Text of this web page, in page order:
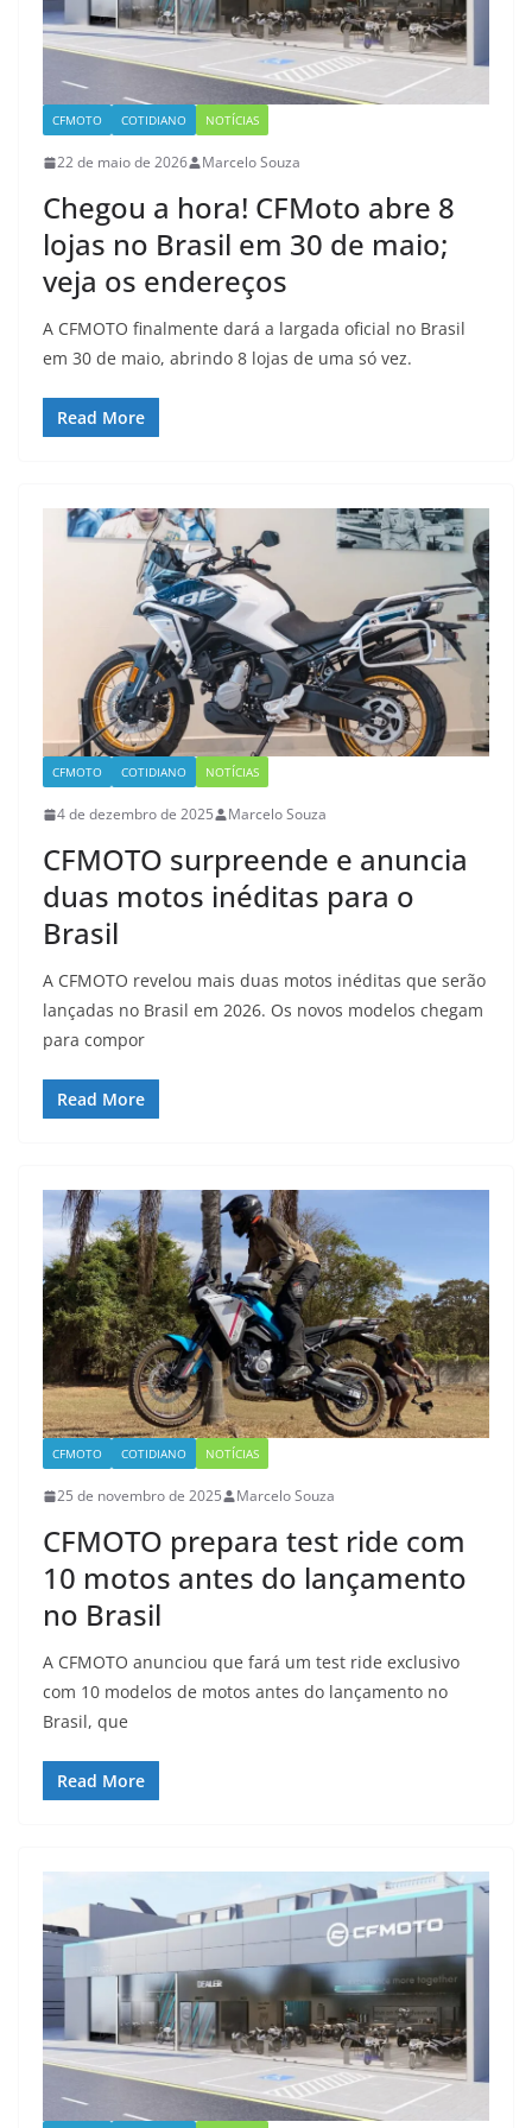
CFMOTO COTIDIANO NOTÍCIAS
22 de maio de 2026 Marcelo Souza
Chegou a hora! CFMoto abre 8
lojas no Brasil em 30 de maio;
veja os endereços
A CFMOTO finalmente dará a largada oficial no Brasil
em 30 de maio, abrindo 8 lojas de uma só vez.
Read More
CFMOTO COTIDIANO NOTÍCIAS
4 de dezembro de 2025 Marcelo Souza
CFMOTO surpreende e anuncia
duas motos inéditas para o
Brasil
A CFMOTO revelou mais duas motos inéditas que serão
lançadas no Brasil em 2026. Os novos modelos chegam
para compor
Read More
CFMOTO COTIDIANO NOTÍCIAS
25 de novembro de 2025 Marcelo Souza
CFMOTO prepara test ride com
10 motos antes do lançamento
no Brasil
A CFMOTO anunciou que fará um test ride exclusivo
com 10 modelos de motos antes do lançamento no
Brasil, que
Read More